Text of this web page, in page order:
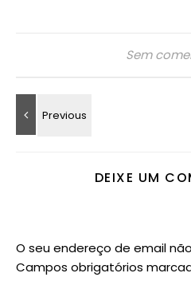
Sem
DEIXE UM
O seu endereço de email
Campos obrigatórios